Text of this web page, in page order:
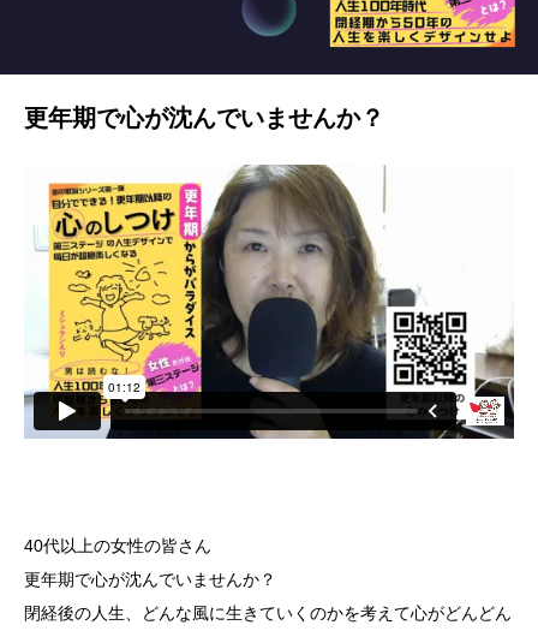
更年期で心が沈んでいませんか？
40代以上の女性の皆さん
更年期で心が沈んでいませんか？
閉経後の人生、どんな風に生きていくのかを考えて心がどんどん